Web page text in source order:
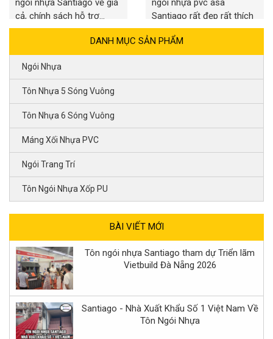
ngói nhựa Santiago về giá
cả, chính sách hỗ trợ...
ngói nhựa pvc asa
Santiago rất đẹp rất thích
hợp với...
DANH MỤC SẢN PHẨM
Ngói Nhựa
Tôn Nhựa 5 Sóng Vuông
Tôn Nhựa 6 Sóng Vuông
Máng Xối Nhựa PVC
Ngói Trang Trí
Tôn Ngói Nhựa Xốp PU
BÀI VIẾT MỚI
Tôn ngói nhựa Santiago tham dự Triển lãm
Vietbuild Đà Nẵng 2026
Santiago - Nhà Xuất Khẩu Số 1 Việt Nam Về
Tôn Ngói Nhựa